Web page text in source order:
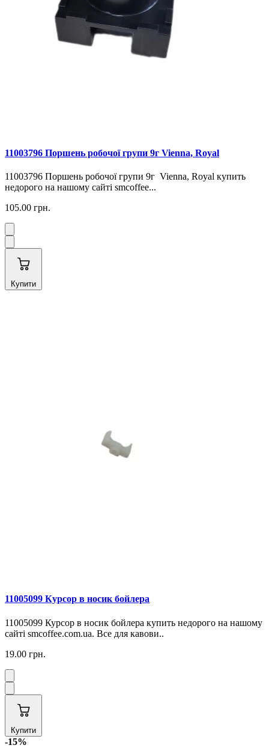
11003796 Поршень робочої групи 9г Vienna, Royal
11003796 Поршень робочої групи 9г Vienna, Royal купить
недорого на нашому сайті smcoffee...
105.00 грн.
Купити
11005099 Курсор в носик бойлера
11005099 Курсор в носик бойлера купить недорого на нашому
сайті smcoffee.com.ua. Все для кавови..
19.00 грн.
Купити
-15%